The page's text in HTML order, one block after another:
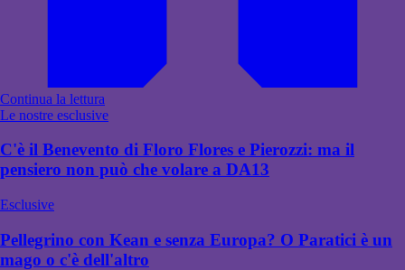
Continua la lettura
Le nostre esclusive
C'è il Benevento di Floro Flores e Pierozzi: ma il
pensiero non può che volare a DA13
Esclusive
Pellegrino con Kean e senza Europa? O Paratici è un
mago o c'è dell'altro